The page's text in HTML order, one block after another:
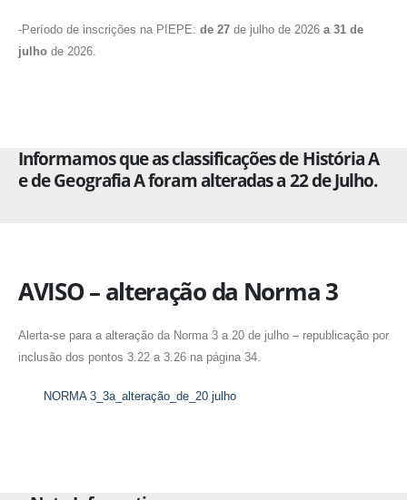
-Período de inscrições na PIEPE: de 27 de julho de 2026 a 31 de
julho de 2026.
Informamos que as classificações de História A
e deGeografia Aforam alteradas a 22 de Julho.
AVISO – alteração da Norma 3
Alerta-se para a alteração da Norma 3 a 20 de julho – republicação por
inclusão dos pontos 3.22 a 3.26 na página 34.
NORMA 3_3a_alteração_de_20 julho